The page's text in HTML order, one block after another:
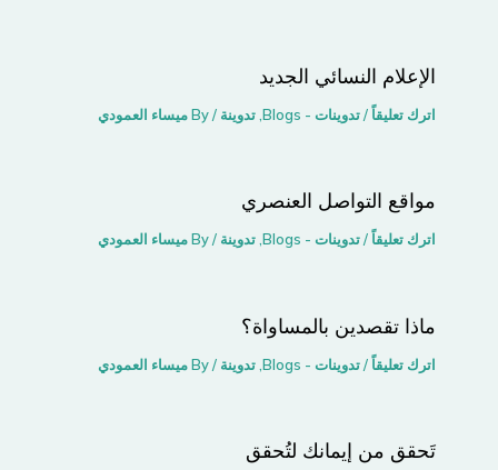
الإعلام النسائي الجديد
اترك تعليقاً /تدوينات - Blogs ,تدوينة / By ميساء العمودي
مواقع التواصل اﻟﻌﻨﺼﺮي
اترك تعليقاً /تدوينات - Blogs ,تدوينة / By ميساء العمودي
ماذا تقصدين بالمساواة؟
اترك تعليقاً /تدوينات - Blogs ,تدوينة / By ميساء العمودي
تَحقق من إيمانك لتُحقق